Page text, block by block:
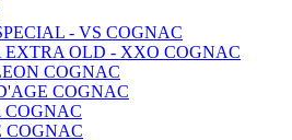
- VS COGNAC
EXTRA OLD - XXO COGNAC
COGNAC
COGNAC
COGNAC
COGNAC